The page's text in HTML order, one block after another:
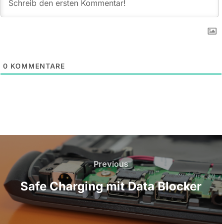
0 KOMMENTARE
Beitragsnavigation
Previous
Previous
Safe Charging mit Data Blocker